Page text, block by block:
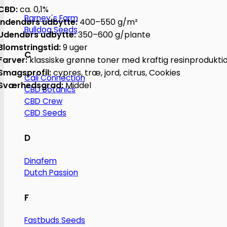
Barney´s Farm
Bulldog Seeds
C
Cali Connection
CBD Botanics
CBD Crew
CBD Seeds
D
Dinafem
Dutch Passion
F
Fastbuds Seeds
ca. 0,1%
udbytte:400–550 g/m²
udbytte:350–600 g/plante
9 uger
klassiske grønne toner med kraftig
cypres, træ, jord, citrus, Cookies
Middel